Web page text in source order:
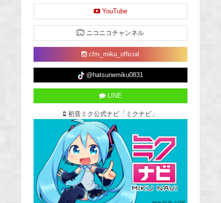
YouTube
ニコニコチャンネル
cfm_miku_official
@hatsunemiku0831
LINE
初音ミク公式ナビ「ミクナビ」